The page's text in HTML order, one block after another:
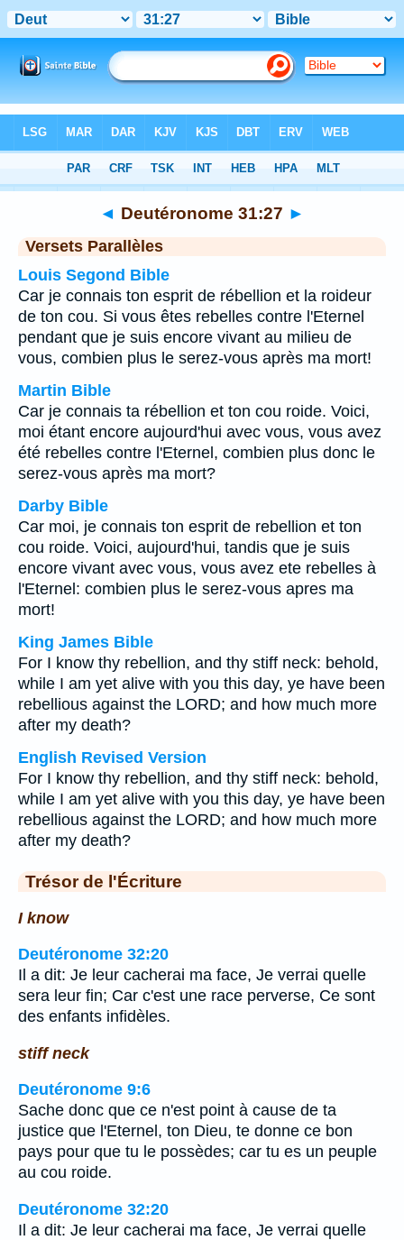
>Chapitre 31 > Verset 27
◄ Deutéronome 31:27 ►
Versets Parallèles
Louis Segond Bible
Car je connais ton esprit de rébellion et la roideur
de ton cou. Si vous êtes rebelles contre l'Eternel
pendant que je suis encore vivant au milieu de
vous, combien plus le serez-vous après ma mort!
Martin Bible
Car je connais ta rébellion et ton cou roide. Voici,
moi étant encore aujourd'hui avec vous, vous avez
été rebelles contre l'Eternel, combien plus donc le
serez-vous après ma mort?
Darby Bible
Car moi, je connais ton esprit de rebellion et ton
cou roide. Voici, aujourd'hui, tandis que je suis
encore vivant avec vous, vous avez ete rebelles à
l'Eternel: combien plus le serez-vous apres ma
mort!
King James Bible
For I know thy rebellion, and thy stiff neck: behold,
while I am yet alive with you this day, ye have been
rebellious against the LORD; and how much more
after my death?
English Revised Version
For I know thy rebellion, and thy stiff neck: behold,
while I am yet alive with you this day, ye have been
rebellious against the LORD; and how much more
after my death?
Trésor de l'Écriture
I know
Deutéronome 32:20
Il a dit: Je leur cacherai ma face, Je verrai quelle
sera leur fin; Car c'est une race perverse, Ce sont
des enfants infidèles.
stiff neck
Deutéronome 9:6
Sache donc que ce n'est point à cause de ta
justice que l'Eternel, ton Dieu, te donne ce bon
pays pour que tu le possèdes; car tu es un peuple
au cou roide.
Deutéronome 32:20
Il a dit: Je leur cacherai ma face, Je verrai quelle